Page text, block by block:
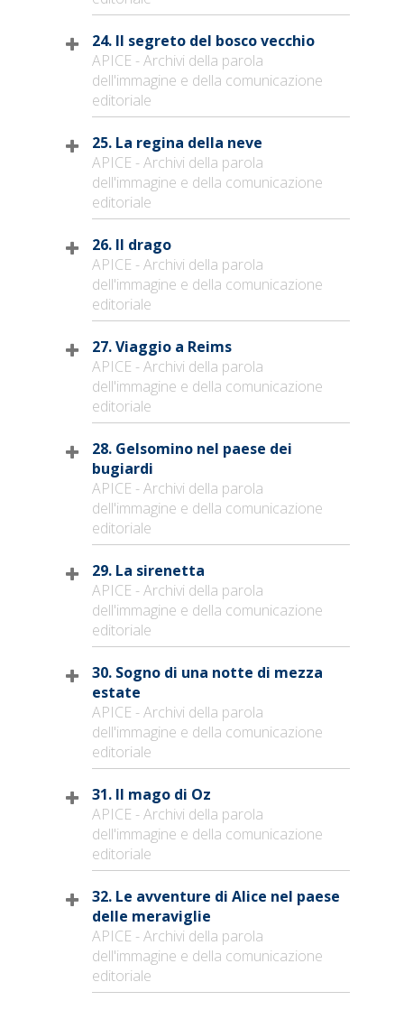
24. Il segreto del bosco vecchio
APICE - Archivi della parola
dell'immagine e della comunicazione
editoriale
25. La regina della neve
APICE - Archivi della parola
dell'immagine e della comunicazione
editoriale
26. Il drago
APICE - Archivi della parola
dell'immagine e della comunicazione
editoriale
27. Viaggio a Reims
APICE - Archivi della parola
dell'immagine e della comunicazione
editoriale
28. Gelsomino nel paese dei
bugiardi
APICE - Archivi della parola
dell'immagine e della comunicazione
editoriale
29. La sirenetta
APICE - Archivi della parola
dell'immagine e della comunicazione
editoriale
30. Sogno di una notte di mezza
estate
APICE - Archivi della parola
dell'immagine e della comunicazione
editoriale
31. Il mago di Oz
APICE - Archivi della parola
dell'immagine e della comunicazione
editoriale
32. Le avventure di Alice nel paese
delle meraviglie
APICE - Archivi della parola
dell'immagine e della comunicazione
editoriale